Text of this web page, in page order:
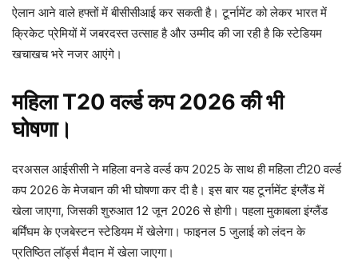
ऐलान आने वाले हफ्तों में बीसीसीआई कर सकती है। टूर्नामेंट को लेकर भारत में
क्रिकेट प्रेमियों में जबरदस्त उत्साह है और उम्मीद की जा रही है कि स्टेडियम
खचाखच भरे नजर आएंगे।
महिला T20 वर्ल्ड कप 2026 की भी
घोषणा।
दरअसल आईसीसी ने महिला वनडे वर्ल्ड कप 2025 के साथ ही महिला टी20 वर्ल्ड
कप 2026 के मेजबान की भी घोषणा कर दी है। इस बार यह टूर्नामेंट इंग्लैंड में
खेला जाएगा, जिसकी शुरुआत 12 जून 2026 से होगी। पहला मुकाबला इंग्लैंड
बर्मिंघम के एजबेस्टन स्टेडियम में खेलेगा। फाइनल 5 जुलाई को लंदन के
प्रतिष्ठित लॉर्ड्स मैदान में खेला जाएगा।